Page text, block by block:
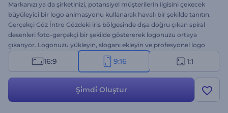
Markanızı ya da şirketinizi, potansiyel müşterilerin ilgisini çekecek
büyüleyici bir logo animasyonu kullanarak havalı bir şekilde tanıtın.
Gerçekçi Göz İntro Gözdeki iris bölgesinde dışa doğru çıkan spiral
desenleri foto-gerçekçi bir şekilde göstererek logonuzu ortaya
çıkarıyor. Logonuzu yükleyin, sloganı ekleyin ve profesyonel logo
animasyonunuz için birkaç dakika bekleyin. Yeni teknolojik ürünler
ya da hizmetler, optik markaları ve mağazaları, sinema ve fotoğraf
çekecek olan bu şablon ile markanızı başarıya ulaştırın. Hemen
16:9 9:16 1:1
Şi̇mdi̇ Oluştur